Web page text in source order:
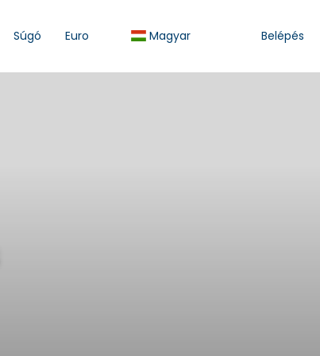
Súgó Euro Magyar Belépés